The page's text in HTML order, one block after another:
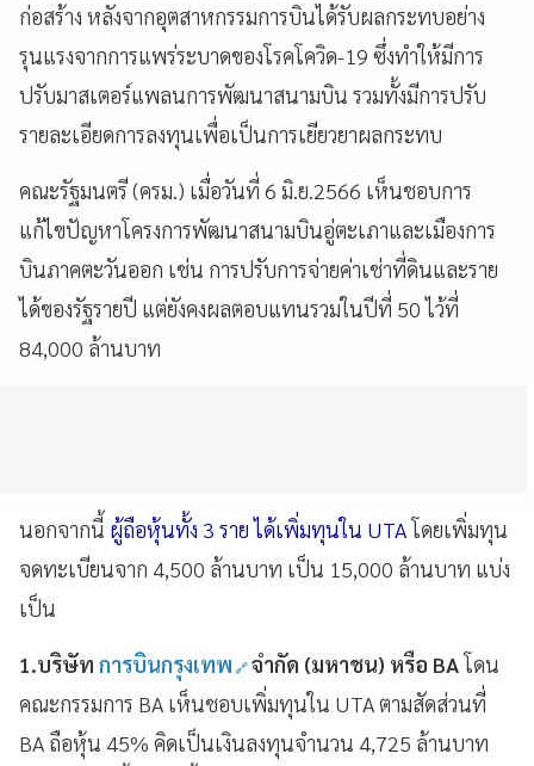
ก่อสร้าง หลังจากอุตสาหกรรมการบินได้รับผลกระทบอย่าง
รุนแรงจากการแพร่ระบาดของโรคโควิด-19 ซึ่งทำให้มีการ
ปรับมาสเตอร์แพลนการพัฒนาสนามบิน รวมทั้งมีการปรับ
รายละเอียดการลงทุนเพื่อเป็นการเยียวยาผลกระทบ
คณะรัฐมนตรี (ครม.) เมื่อวันที่ 6 มิ.ย.2566 เห็นชอบการ
แก้ไขปัญหาโครงการพัฒนาสนามบินอู่ตะเภาและเมืองการ
บินภาคตะวันออก เช่น การปรับการจ่ายค่าเช่าที่ดินและราย
ได้ของรัฐรายปี แต่ยังคงผลตอบแทนรวมในปีที่ 50 ไว้ที่
84,000 ล้านบาท
นอกจากนี้ ผู้ถือหุ้นทั้ง 3 ราย ได้เพิ่มทุนใน UTAโดยเพิ่มทุน
จดทะเบียนจาก 4,500 ล้านบาท เป็น 15,000 ล้านบาท แบ่ง
เป็น
1.บริษัท การบินกรุงเทพ จำกัด (มหาชน) หรือ BAโดน
คณะกรรมการ BA เห็นชอบเพิ่มทุนใน UTA ตามสัดส่วนที่
BA ถือหุ้น 45% คิดเป็นเงินลงทุนจำนวน 4,725 ล้านบาท